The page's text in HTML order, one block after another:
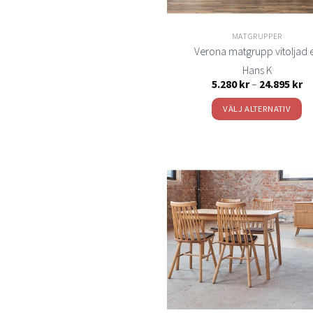
på
produktsidan
MATGRUPPER
Verona matgrupp vitoljad
Hans K
5.280kr– 24.895 kr
till
VÄLJ ALTERNATIV
har
flera
varianter.
De
olika
alternativen
kan